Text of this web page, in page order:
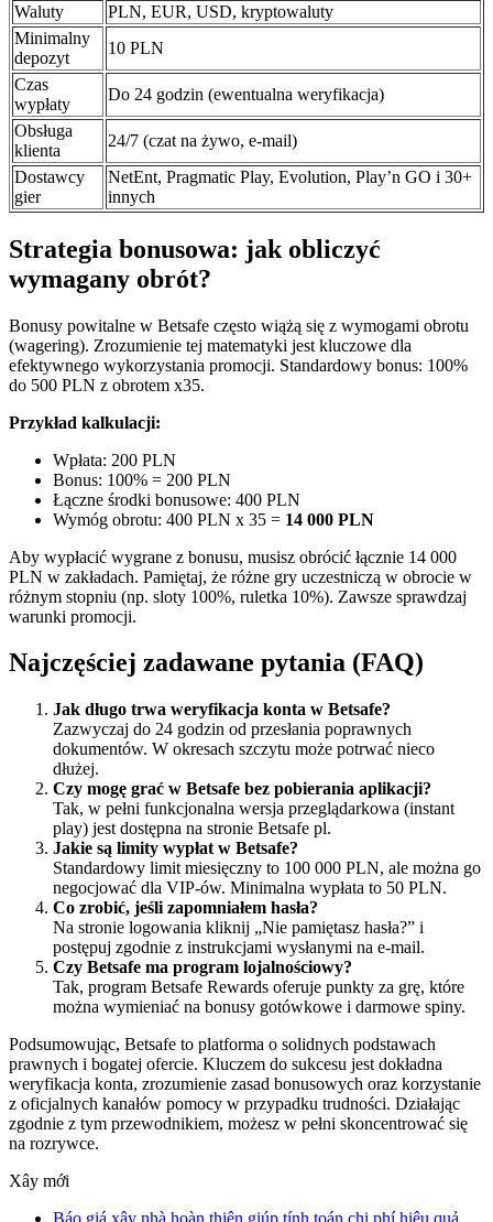
Waluty
PLN, EUR, USD, kryptowaluty
Minimalny
depozyt
10 PLN
Czas
wypłaty
Do 24 godzin (ewentualna weryfikacja)
Obsługa
klienta
24/7 (czat na żywo, e-mail)
Dostawcy
gier
NetEnt, Pragmatic Play, Evolution, Play’n GO i 30+
innych
Strategia bonusowa: jak obliczyć
wymagany obrót?
Bonusy powitalne w Betsafe często wiążą się z wymogami obrotu
(wagering). Zrozumienie tej matematyki jest kluczowe dla
efektywnego wykorzystania promocji. Standardowy bonus: 100%
do 500 PLN z obrotem x35.
Przykład kalkulacji:
Wpłata: 200 PLN
Bonus: 100% = 200 PLN
Łączne środki bonusowe: 400 PLN
Wymóg obrotu: 400 PLN x 35 = 14 000 PLN
Aby wypłacić wygrane z bonusu, musisz obrócić łącznie 14 000
PLN w zakładach. Pamiętaj, że różne gry uczestniczą w obrocie w
różnym stopniu (np. sloty 100%, ruletka 10%). Zawsze sprawdzaj
warunki promocji.
Najczęściej zadawane pytania (FAQ)
Jak długo trwa weryfikacja konta w Betsafe?
Zazwyczaj do 24 godzin od przesłania poprawnych
dokumentów. W okresach szczytu może potrwać nieco
dłużej.
Czy mogę grać w Betsafe bez pobierania aplikacji?
Tak, w pełni funkcjonalna wersja przeglądarkowa (instant
play) jest dostępna na stronie Betsafe pl.
Jakie są limity wypłat w Betsafe?
Standardowy limit miesięczny to 100 000 PLN, ale można go
negocjować dla VIP-ów. Minimalna wypłata to 50 PLN.
Co zrobić, jeśli zapomniałem hasła?
Na stronie logowania kliknij „Nie pamiętasz hasła?” i
postępuj zgodnie z instrukcjami wysłanymi na e-mail.
Czy Betsafe ma program lojalnościowy?
Tak, program Betsafe Rewards oferuje punkty za grę, które
można wymieniać na bonusy gotówkowe i darmowe spiny.
Podsumowując, Betsafe to platforma o solidnych podstawach
prawnych i bogatej ofercie. Kluczem do sukcesu jest dokładna
weryfikacja konta, zrozumienie zasad bonusowych oraz korzystanie
z oficjalnych kanałów pomocy w przypadku trudności. Działając
zgodnie z tym przewodnikiem, możesz w pełni skoncentrować się
na rozrywce.
Xây mới